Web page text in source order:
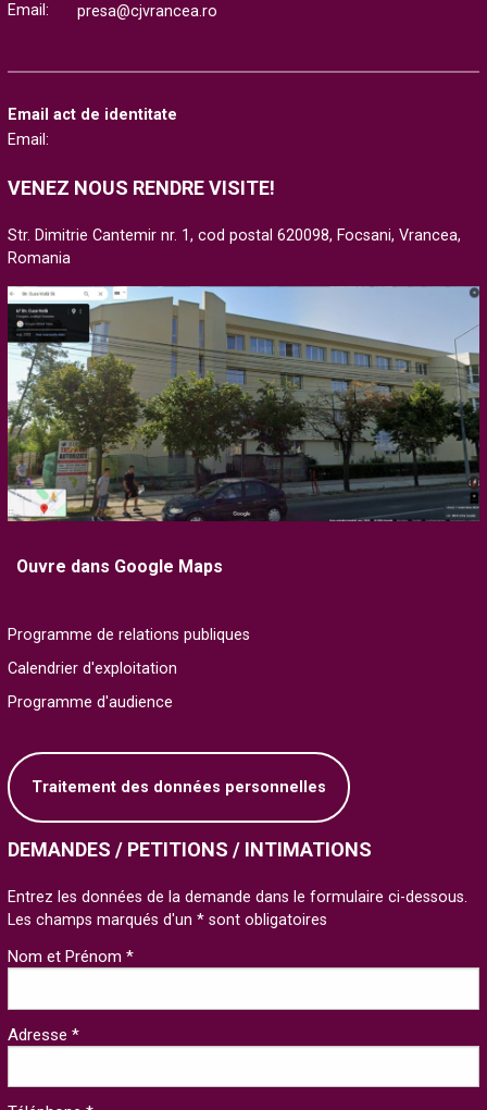
Email:
presa@cjvrancea.ro
Email act de identitate
Email:
VENEZ NOUS RENDRE VISITE!
Str. Dimitrie Cantemir nr. 1, cod postal 620098, Focsani, Vrancea,
Romania
Ouvre dans Google Maps
Programme de relations publiques
Calendrier d'exploitation
Programme d'audience
Traitement des données personnelles
DEMANDES / PETITIONS / INTIMATIONS
Entrez les données de la demande dans le formulaire ci-dessous.
Les champs marqués d'un * sont obligatoires
Nom et Prénom *
Adresse *